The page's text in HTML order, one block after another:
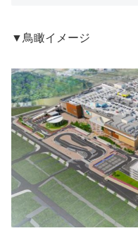
▼鳥瞰イメージ